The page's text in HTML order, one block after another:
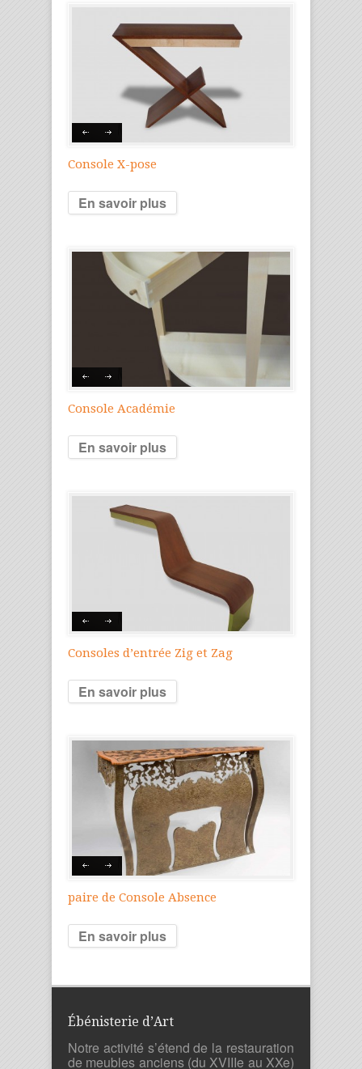
Console X-pose
En savoir plus
Console Académie
En savoir plus
Consoles d’entrée Zig et Zag
En savoir plus
paire de Console Absence
En savoir plus
Ébénisterie d’Art
Notre activité s’étend de la restauration
de meubles anciens (du XVIIIe au XXe)